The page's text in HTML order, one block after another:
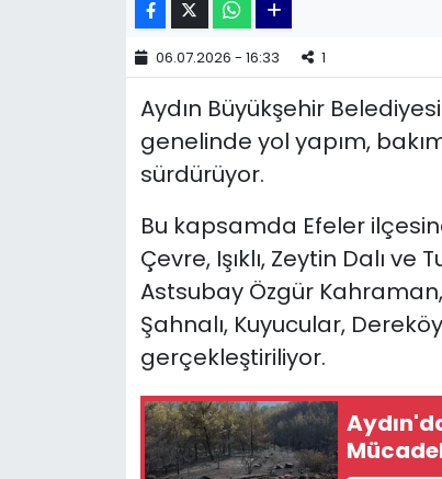
06.07.2026 - 16:33 1
Aydın Büyükşehir
genelinde yol yapım,
sürdürüyor.
Bu kapsamda Efeler
Çevre, Işıklı, Zeytin Dalı
Astsubay Özgür
Şahnalı, Kuyucular,
gerçekleştiriliyor.
YEREL POLİTİKA
YEREL YÖNETİMLER